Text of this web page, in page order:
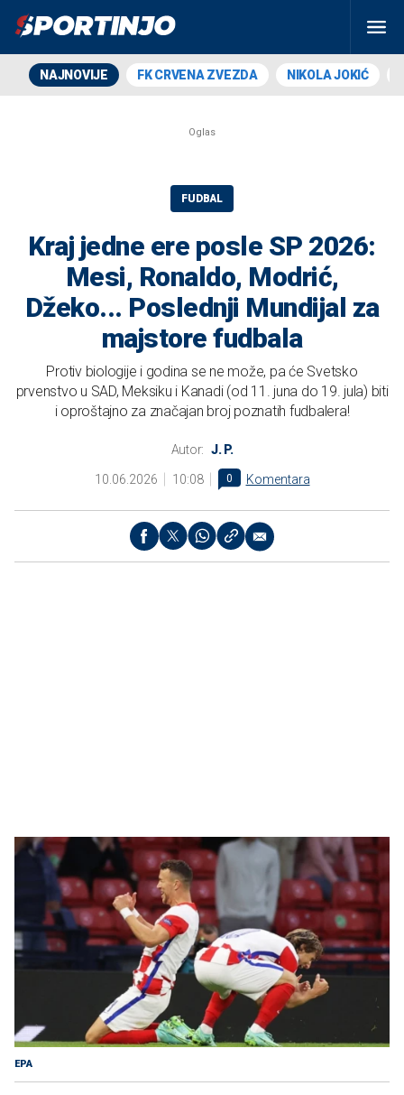
NAJNOVIJE FK CRVENA ZVEZDA NIKOLA JOKIĆ
FUDBAL
Kraj jedne ere posle SP 2026:
Mesi, Ronaldo, Modrić,
Džeko... Poslednji Mundijal za
majstore fudbala
Protiv biologije i godina se ne može, pa će Svetsko
prvenstvo u SAD, Meksiku i Kanadi (od 11. juna do 19. jula) biti
i oproštajno za značajan broj poznatih fudbalera!
Autor: J. P.
10.06.2026 10:08 0 Komentara
EPA